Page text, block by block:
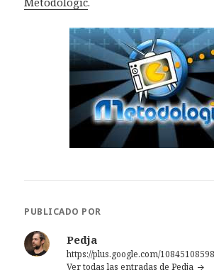
PUBLICADO POR
Pedja
https://plus.google.com/
Ver todas las entradas de Pedja